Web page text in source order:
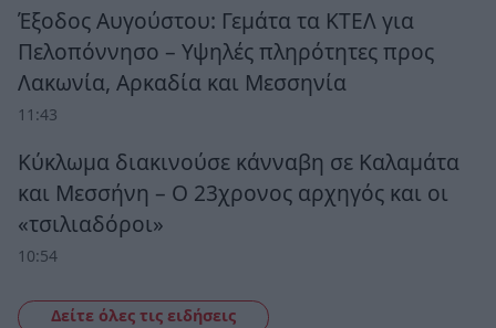
Έξοδος Αυγούστου: Γεμάτα τα ΚΤΕΛ για
Πελοπόννησο – Υψηλές πληρότητες προς
Λακωνία, Αρκαδία και Μεσσηνία
11:43
Κύκλωμα διακινούσε κάνναβη σε Καλαμάτα
και Μεσσήνη – Ο 23χρονος αρχηγός και οι
«τσιλιαδόροι»
10:54
Δείτε όλες τις ειδήσεις